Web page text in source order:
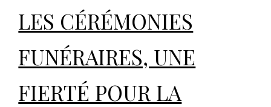
LES CÉRÉMONIES
FUNÉRAIRES, UNE
FIERTÉ POUR LA